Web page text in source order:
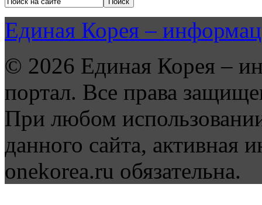
Единая Корея –
© 2026 Единая Корея –
портал. Все права
При любом
данного сайта, активная
onekorea.ru обязательна.